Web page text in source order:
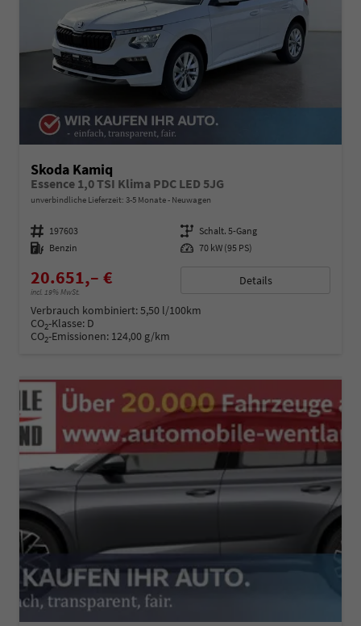
Skoda Kamiq
Essence 1,0 TSI Klima PDC LED 5JG
unverbindliche Lieferzeit: 3-5 Monate Neuwagen
Fahrzeugnummer 197603 Getriebe Schalt. 5-Gang
Kraftstoff Benzin Leistung 70 kW (95 PS)
20.651,– €
incl. 19% MwSt.
Details
Verbrauch kombiniert:5,50 l/100km
CO2-Klasse: D
CO2-Emissionen: 124,00 g/km